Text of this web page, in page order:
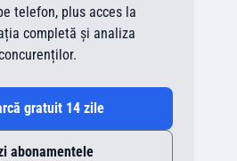
telefon, plus acces la
completă și analiza
gratuit 14 zile
abonamentele